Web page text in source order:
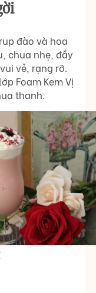
đào và hoa
chua nhẹ, đầy
vẻ, rạng rỡ.
Foam Kem Vị
thanh.